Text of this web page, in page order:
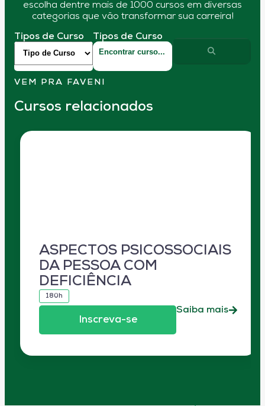
escolha dentre mais de 1000 cursos em diversas
categorias que vão transformar sua carreira!
Tipos de Curso Tipos de Curso
VEM PRA FAVENI
Cursos relacionados
ASPECTOS PSICOSSOCIAIS
DA PESSOA COM
DEFICIÊNCIA
180h
Inscreva-se
Saiba mais